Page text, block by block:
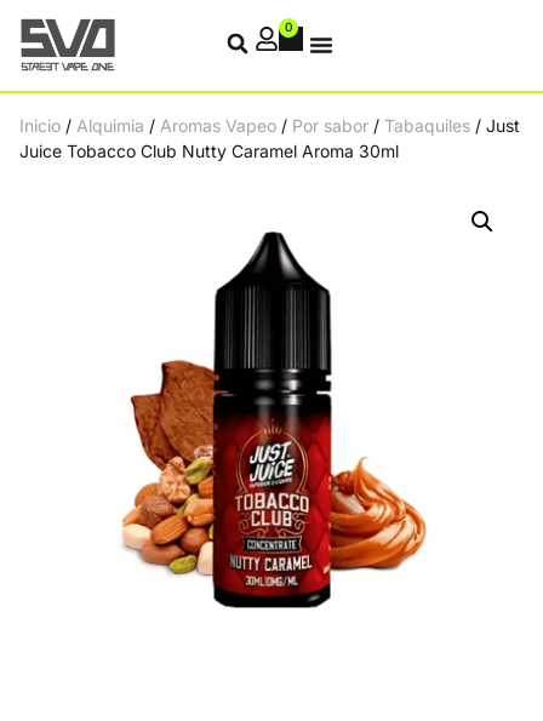
0
Inicio / Alquimia / Aromas Vapeo / Por sabor / Tabaquiles / Just
Juice Tobacco Club Nutty Caramel Aroma 30ml